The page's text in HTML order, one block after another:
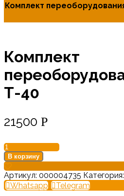
Комплект
Комплект
Т-40
21500 Р
Количество
товара
Комплект
переоборудования
Т-40
В корзину
Артикул: 000004735 Категория:
Whatsapp
Telegram